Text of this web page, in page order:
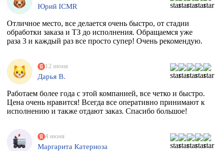
Юрий ICMR
Отличное место, все делается очень быстро, от стадии
обработки заказа и ТЗ до исполнения. Обращаемся уже
раза 3 и каждый раз все просто супер! Очень рекомендую.
12 июня
Дарья В.
Работаем более года с этой компанией, все четко и быстро.
Цена очень нравится! Всегда все оперативно принимают к
исполнению и также отдают заказ. Спасибо большое!
4 июня
Маргарита Катерноза